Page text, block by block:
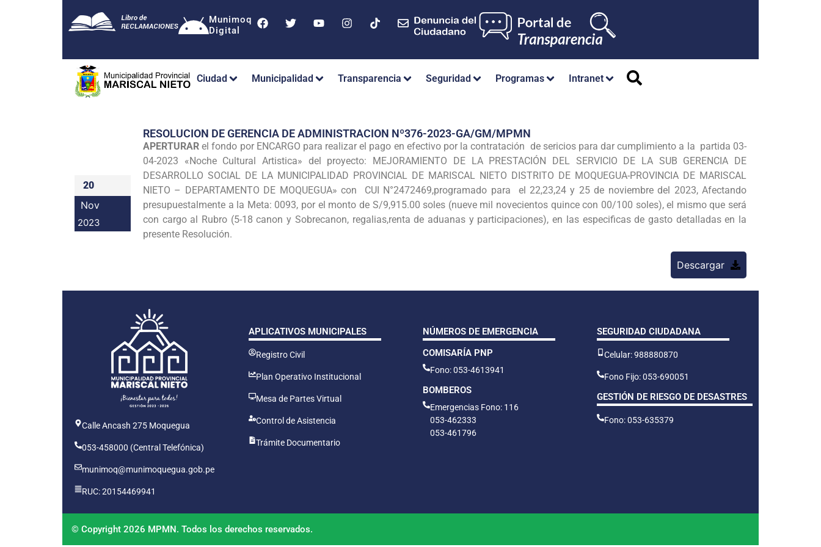
Munimoq
Digital
Ciudad Municipalidad Transparencia Seguridad Programas Intranet
20
Nov
2023
RESOLUCION DE GERENCIA DE ADMINISTRACION Nº376-2023-GA/GM/MPMN
APERTURARel fondo por ENCARGO para realizar el pago en efectivo por la contratación de sericios para dar cumplimiento a la partida 03-
04-2023 «Noche Cultural Artistica» del proyecto: MEJORAMIENTO DE LA PRESTACIÓN DEL SERVICIO DE LA SUB GERENCIA DE
DESARROLLO SOCIAL DE LA MUNICIPALIDAD PROVINCIAL DE MARISCAL NIETO DISTRITO DE MOQUEGUA-PROVINCIA DE MARISCAL
NIETO – DEPARTAMENTO DE MOQUEGUA» con CUI N°2472469,programado para el 22,23,24 y 25 de noviembre del 2023, Afectando
presupuestalmente a la Meta: 0093, por el monto de S/9,915.00 soles (nueve mil novecientos quince con 00/100 soles), el mismo que será
con cargo al Rubro (5-18 canon y Sobrecanon, regalias,renta de aduanas y participaciones), en las especificas de gasto detalladas en la
presente Resolución.
Descargar
Calle Ancash 275 Moquegua
053-458000 (Central Telefónica)
munimoq@munimoquegua.gob.pe
RUC: 20154469941
APLICATIVOS MUNICIPALES
Registro Civil
Plan Operativo Institucional
Mesa de Partes Virtual
Control de Asistencia
Trámite Documentario
NÚMEROS DE EMERGENCIA
COMISARÍA PNP
Fono: 053-4613941
BOMBEROS
Emergencias Fono: 116
053-462333
053-461796
SEGURIDAD CIUDADANA
Celular: 988880870
Fono Fijo: 053-690051
GESTIÓN DE RIESGO DE DESASTRES
Fono: 053-635379
© Copyright 2026 MPMN. Todos los derechos reservados.